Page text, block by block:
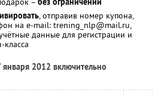
, отправив номер купона,
на e-mail: trening_nlp@mail.ru,
данные для регистрации и
класса
2012 включительно